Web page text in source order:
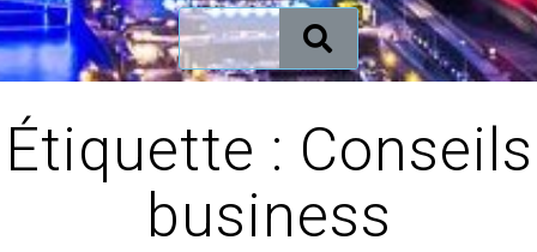
Étiquette : Conseils
business